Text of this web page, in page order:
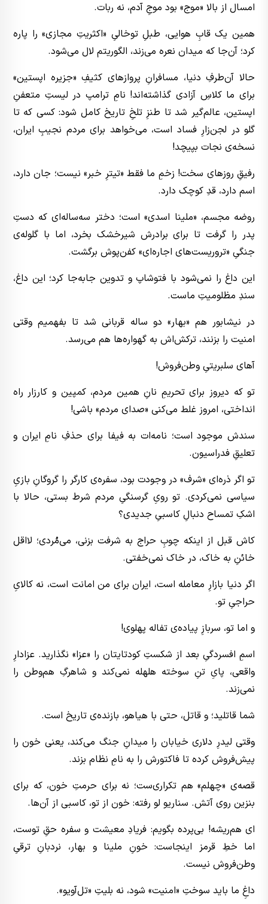
امسال از بالا «موج» بود موجِ آدم، نه ربات.
همین یک قابِ هوایی، طبلِ توخالیِ «اکثریتِ مجازی» را پاره
کرد؛ آن‌جا که میدان نعره می‌زند، الگوریتم لال می‌شود.
حالا آن‌طرفِ دنیا، مسافرانِ پروازهای کثیفِ «جزیره اپستین»
برای ما کلاسِ آزادی گذاشته‌اند! نامِ ترامپ در لیستِ متعفنِ
اپستین، عالم‌گیر شد تا طنزِ تلخِ تاریخ کامل شود: کسی که تا
گلو در لجن‌زارِ فساد است، می‌خواهد برای مردم نجیبِ ایران،
نسخه‌ی نجات بپیچد!
رفیقِ روزهای سخت! زخمِ ما فقط «تیترِ خبر» نیست؛ جان دارد،
اسم دارد، قدِ کوچک دارد.
روضه مجسم، «ملینا اسدی» است؛ دختر سه‌ساله‌ای که دستِ
پدر را گرفت تا برای برادرش شیرخشک بخرد، اما با گلوله‌ی
جنگیِ «تروریست‌های اجاره‌ای» کفن‌پوش برگشت.
این داغ را نمی‌شود با فتوشاپ و تدوین جابه‌جا کرد؛ این داغ،
سندِ مظلومیتِ ماست.
در نیشابور هم «بهار» دو ساله قربانی شد تا بفهمیم وقتی
امنیت را بزنند، ترکش‌اش به گهواره‌ها هم می‌رسد.
آهای سلبریتیِ وطن‌فروش!
تو که دیروز برای تحریمِ نانِ همین مردم، کمپین و کارزار راه
انداختی، امروز غلط می‌کنی «صدای مردم» باشی!
سندش موجود است؛ نامه‌ات به فیفا برای حذفِ نامِ ایران و
تعلیقِ فدراسیون.
تو اگر ذره‌ای «شرف» در وجودت بود، سفره‌ی کارگر را گروگانِ بازیِ
سیاسی نمی‌کردی. تو رویِ گرسنگیِ مردم شرط بستی، حالا با
اشکِ تمساح دنبالِ کاسبیِ جدیدی؟
کاش قبل از اینکه چوبِ حراج به شرفت بزنی، می‌مُردی؛ لااقل
خائنِ به خاک، در خاک نمی‌خفتی.
اگر دنیا بازارِ معامله است، ایران برای من امانت است، نه کالایِ
حراجیِ تو.
و اما تو، سربازِ پیاده‌ی تفاله پهلوی!
اسمِ افسردگیِ بعد از شکستِ کودتایتان را «عزا» نگذارید. عزادارِ
واقعی، پایِ تنِ سوخته هلهله نمی‌کند و شاهرگِ هم‌وطن را
نمی‌زند.
شما قاتلید؛ و قاتل، حتی با هیاهو، بازنده‌ی تاریخ است.
وقتی لیدرِ دلاری خیابان را میدانِ جنگ می‌کند، یعنی خون را
پیش‌فروش کرده تا فاکتورش را به نامِ نظام بزند.
قصه‌ی «چهلم» هم تکراری‌ست؛ نه برای حرمتِ خون، که برای
بنزین روی آتش. سناریو لو رفته: خون از تو، کاسبی از آن‌ها.
ای هم‌ریشه! بی‌پرده بگویم: فریادِ معیشت و سفره حقِ توست،
اما خطِ قرمز اینجاست: خونِ ملینا و بهار، نردبانِ ترقیِ
وطن‌فروش نیست.
داغِ ما باید سوختِ «امنیت» شود، نه بلیتِ «تل‌آویو».